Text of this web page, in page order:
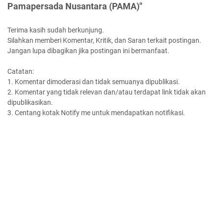
Pamapersada Nusantara (PAMA)"
Terima kasih sudah berkunjung.
Silahkan memberi Komentar, Kritik, dan Saran terkait postingan.
Jangan lupa dibagikan jika postingan ini bermanfaat.
Catatan:
1. Komentar dimoderasi dan tidak semuanya dipublikasi.
2. Komentar yang tidak relevan dan/atau terdapat link tidak akan
dipublikasikan.
3. Centang kotak Notify me untuk mendapatkan notifikasi.